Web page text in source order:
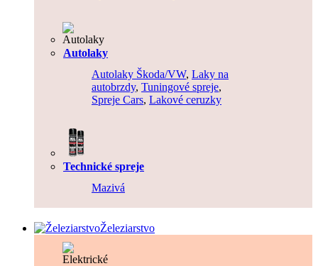
Autolaky
Autolaky Škoda/VW, Laky na
autobrzdy, Tuningové spreje,
Spreje Cars, Lakové ceruzky
Technické spreje
Mazivá
Železiarstvo